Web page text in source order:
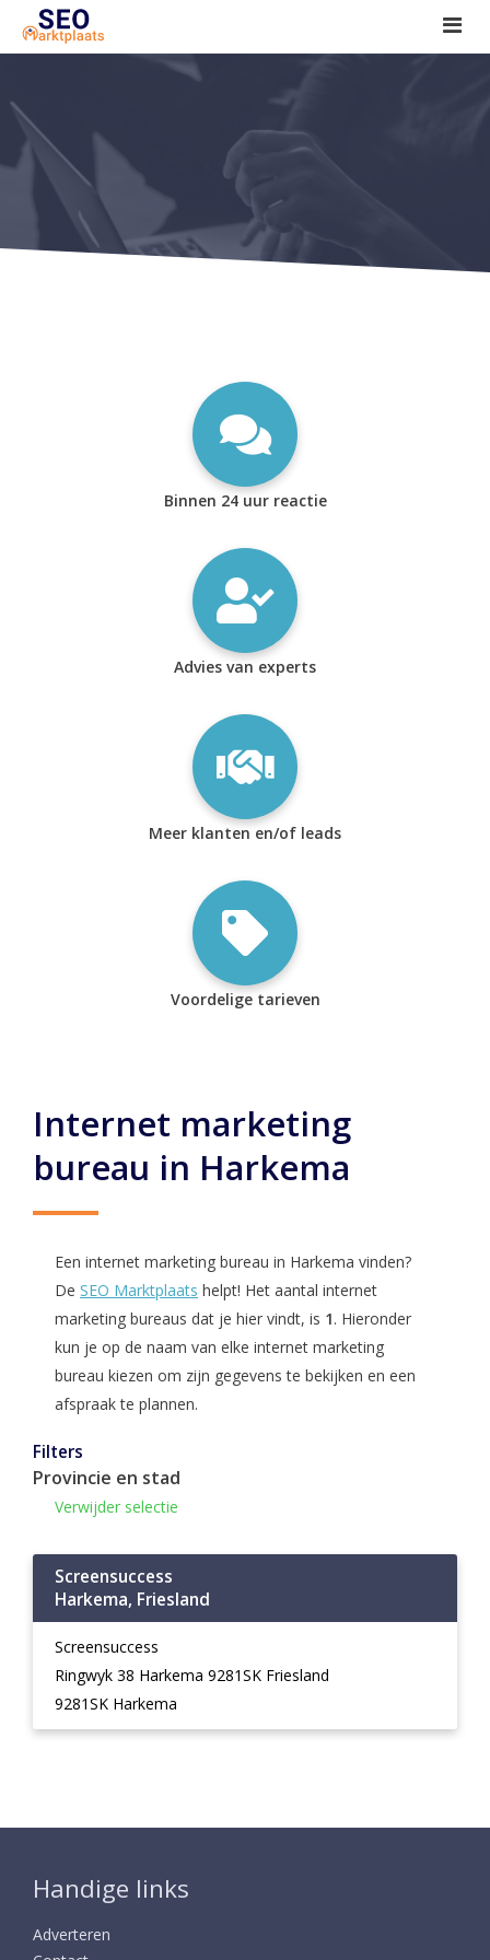
SEO tools reviews
Marketeer bij jou in de buurt?
Offerte
1. Seo voor beginners +
2. Onderzoeken +
Binnen 24 uur reactie
Advies van experts
Meer klanten en/of leads
Voordelige tarieven
Internet marketing
bureau in Harkema
Een internet marketing bureau in Harkema vinden?
De SEO Marktplaats helpt! Het aantal internet
marketing bureaus dat je hier vindt, is 1. Hieronder
kun je op de naam van elke internet marketing
bureau kiezen om zijn gegevens te bekijken en een
afspraak te plannen.
Filters
Provincie en stad
Verwijder selectie
Screensuccess
Harkema, Friesland
Screensuccess
Ringwyk 38 Harkema 9281SK Friesland
9281SK Harkema
Handige links
Adverteren